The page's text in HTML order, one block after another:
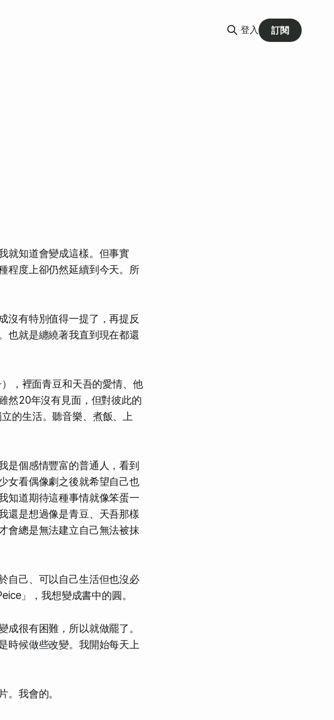
登入 訂閱
就知道會變成這樣。但事實
程度上卻仍然延續到今天。所
沒有特別值得一提了，再提反
也就是纏繞著我直到現在都還
，裡面青豆和天吾的愛情、他
然20年沒有見面，但對彼此的
的生活。聽音樂、煮飯、上
是個感情豐富的普通人，看到
女看偶像劇之後就希望自己也
知道期待這種事情就像笨蛋一
還是想過像是青豆、天吾那樣
會總是無法建立自己無法被抹
自己、可以自己生活但也沒必
」，我想變成書中的圓。
很有困難，所以就做罷了。
時候做些改變。我開始每天上
。我會的。